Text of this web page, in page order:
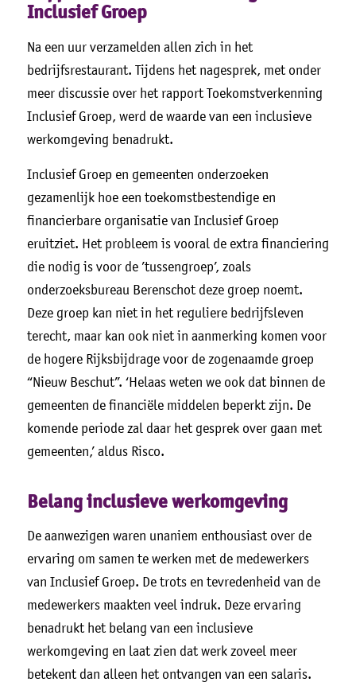
Inclusief Groep
Na een uur verzamelden allen zich in het
bedrijfsrestaurant. Tijdens het nagesprek, met onder
meer discussie over het rapport Toekomstverkenning
Inclusief Groep, werd de waarde van een inclusieve
werkomgeving benadrukt.
Inclusief Groep en gemeenten onderzoeken
gezamenlijk hoe een toekomstbestendige en
financierbare organisatie van Inclusief Groep
eruitziet. Het probleem is vooral de extra financiering
die nodig is voor de ’tussengroep’, zoals
onderzoeksbureau Berenschot deze groep noemt.
Deze groep kan niet in het reguliere bedrijfsleven
terecht, maar kan ook niet in aanmerking komen voor
de hogere Rijksbijdrage voor de zogenaamde groep
“Nieuw Beschut”. ‘Helaas weten we ook dat binnen de
gemeenten de financiële middelen beperkt zijn. De
komende periode zal daar het gesprek over gaan met
gemeenten,’ aldus Risco.
Belang inclusieve werkomgeving
De aanwezigen waren unaniem enthousiast over de
ervaring om samen te werken met de medewerkers
van Inclusief Groep. De trots en tevredenheid van de
medewerkers maakten veel indruk. Deze ervaring
benadrukt het belang van een inclusieve
werkomgeving en laat zien dat werk zoveel meer
betekent dan alleen het ontvangen van een salaris.